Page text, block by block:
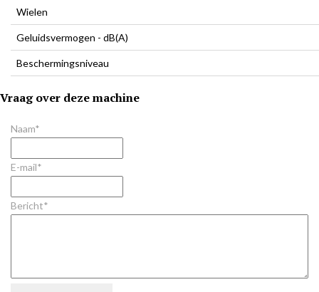
Wielen
Geluidsvermogen - dB(A)
Beschermingsniveau
Vraag over deze machine
Naam*
E-mail*
Bericht*